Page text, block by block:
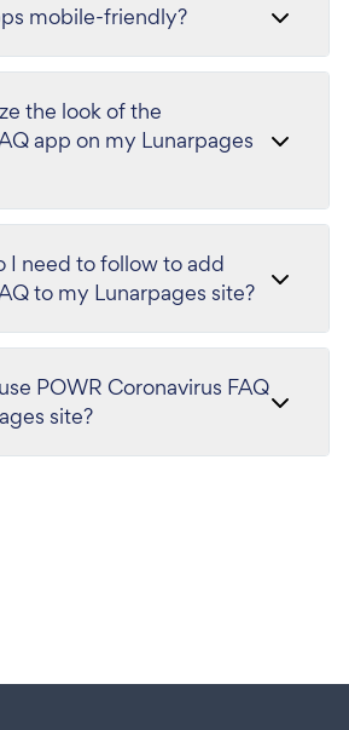
mobile-friendly?
the look of the
app on my Lunarpages
I need to follow to add
to my Lunarpages site?
POWR Coronavirus FAQ
site?